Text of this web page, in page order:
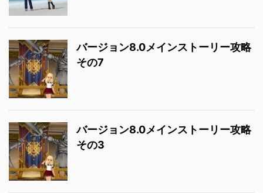
バージョン8.0メインストーリー攻略
その7
バージョン8.0メインストーリー攻略
その3